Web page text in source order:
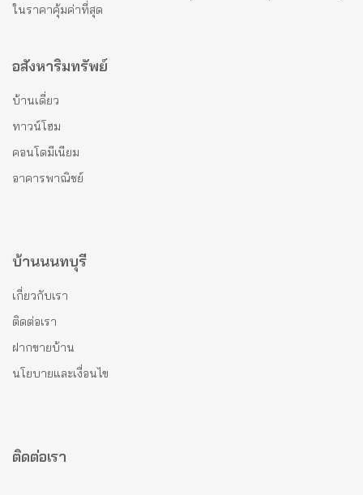
ในราคาคุ้มค่าที่สุด
อสังหาริมทรัพย์
บ้านเดี่ยว
ทาวน์โฮม
คอนโดมีเนียม
อาคารพาณิชย์
บ้านนนทบุรี
เกี่ยวกับเรา
ติดต่อเรา
ฝากขายบ้าน
นโยบายและเงื่อนไข
ติดต่อเรา